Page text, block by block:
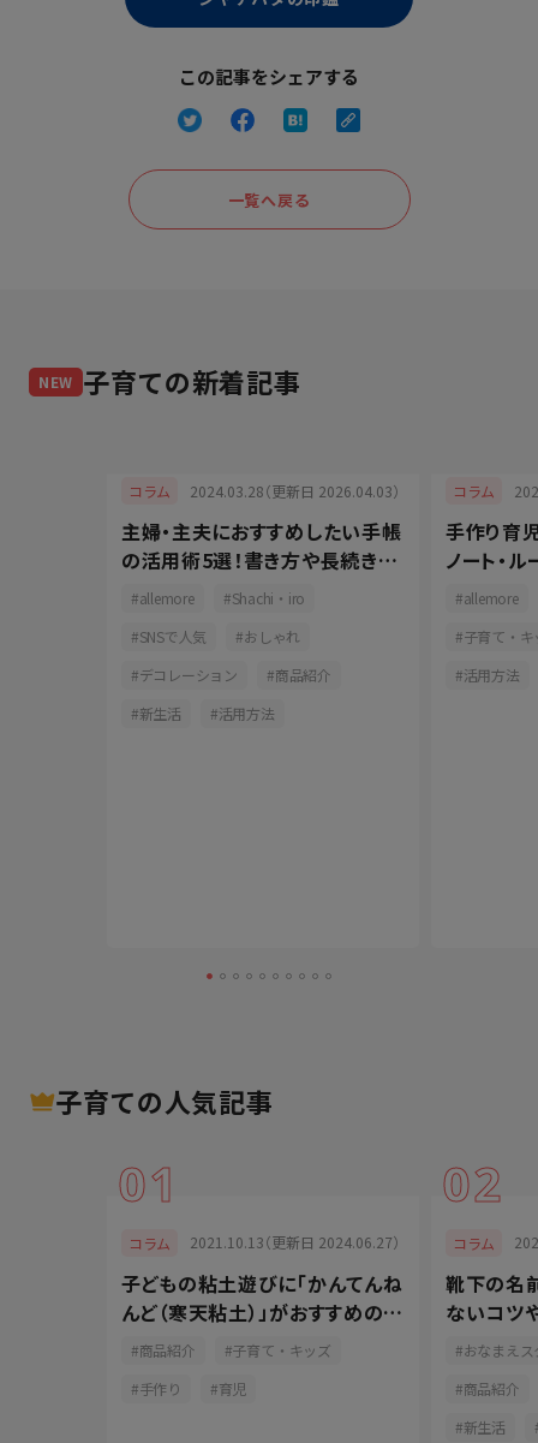
この記事をシェアする
一覧へ戻る
NEW 子育ての新着記事
コラム 2024.03.28（更新日 2026.04.03）
主婦・主夫におすすめしたい手帳
の活用術5選！書き方や長続きの
コツをご紹介
allemore
Shachi・iro
SNSで人気
おしゃれ
デコレーション
商品紹介
新生活
活用方法
コラム
手作り育
ノート・
プ活用で
allemore
子育て・キ
活用方法
子育ての人気記事
01
コラム 2021.10.13（更新日 2024.06.27）
子どもの粘土遊びに「かんてんね
んど（寒天粘土）」がおすすめの理
由商品紹介
子育て・キッズ
手作り
育児
02
コラム
靴下の名
ないコツ
紹介
おなまえ
商品紹介
新生活